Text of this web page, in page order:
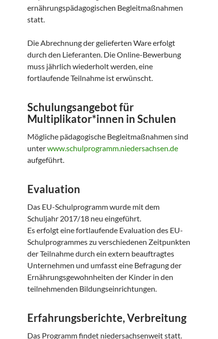
ernährungspädagogischen Begleitmaßnahmen
statt.
Die Abrechnung der gelieferten Ware erfolgt
durch den Lieferanten. Die Online-Bewerbung
muss jährlich wiederholt werden, eine
fortlaufende Teilnahme ist erwünscht.
Schulungsangebot für
Multiplikator*innen in Schulen
Mögliche pädagogische Begleitmaßnahmen sind
unterwww.schulprogramm.niedersachsen.de
aufgeführt.
Evaluation
Das EU-Schulprogramm wurde mit dem
Schuljahr 2017/18 neu eingeführt.
Es erfolgt eine fortlaufende Evaluation des EU-
Schulprogrammes zu verschiedenen Zeitpunkten
der Teilnahme durch ein extern beauftragtes
Unternehmen und umfasst eine Befragung der
Ernährungsgewohnheiten der Kinder in den
teilnehmenden Bildungseinrichtungen.
Erfahrungsberichte, Verbreitung
Das Programm findet niedersachsenweit statt.